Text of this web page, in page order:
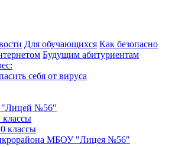
Для обучающихся Как безопасно
Будущим абитуриентам
себя от вируса
№56"
классы
МБОУ "Лицея №56"